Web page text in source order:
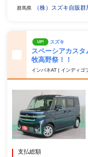
群馬県 （株）スズキ自販
UP! スズキ
スペーシアカ
牧高野祭！！
インパネAT | インディゴ
支払総額